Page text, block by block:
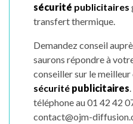
sécurité publicitaires
transfert thermique.
Demandez conseil
saurons répondre à
conseiller sur le meilleur
sécurité publicitaires
téléphone au 01 42 42
contact@ojm-